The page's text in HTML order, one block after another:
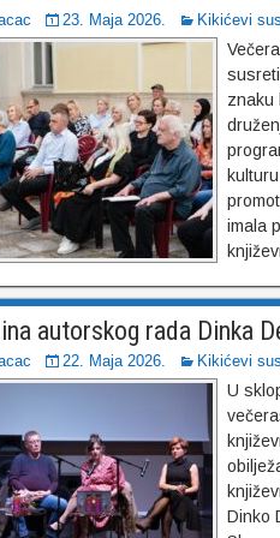
23. Maja 2026. Kikićevi
znaku
imala
autorskog rada Dinka
22. Maja 2026. Kikićevi
U
Dinko